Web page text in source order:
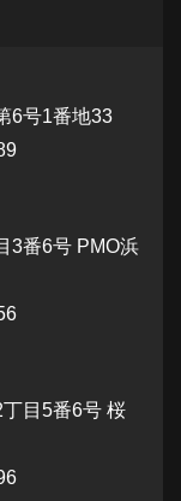
6号1番地33
3番6号 PMO浜
目5番6号 桜